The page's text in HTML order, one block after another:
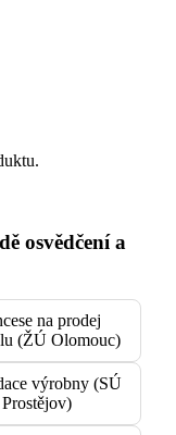
osvědčení a
na prodej
(ŽÚ Olomouc)
výrobny (SÚ
Prostějov)